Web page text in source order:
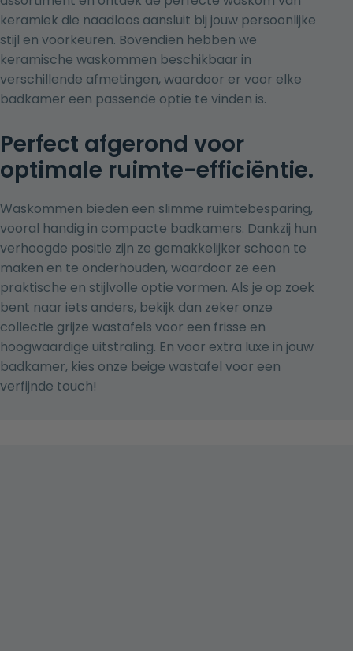
keramiek die naadloos aansluit bij jouw persoonlijke
stijl en voorkeuren. Bovendien hebben we
keramische waskommen beschikbaar in
verschillende afmetingen, waardoor er voor elke
badkamer een passende optie te vinden is.
Perfect afgerond voor
optimale ruimte-efficiëntie.
Waskommen bieden een slimme ruimtebesparing,
vooral handig in compacte badkamers. Dankzij hun
verhoogde positie zijn ze gemakkelijker schoon te
maken en te onderhouden, waardoor ze een
praktische en stijlvolle optie vormen. Als je op zoek
bent naar iets anders, bekijk dan zeker onze
collectie grijze wastafels voor een frisse en
hoogwaardige uitstraling. En voor extra luxe in jouw
badkamer, kies onze beige wastafel voor een
verfijnde touch!